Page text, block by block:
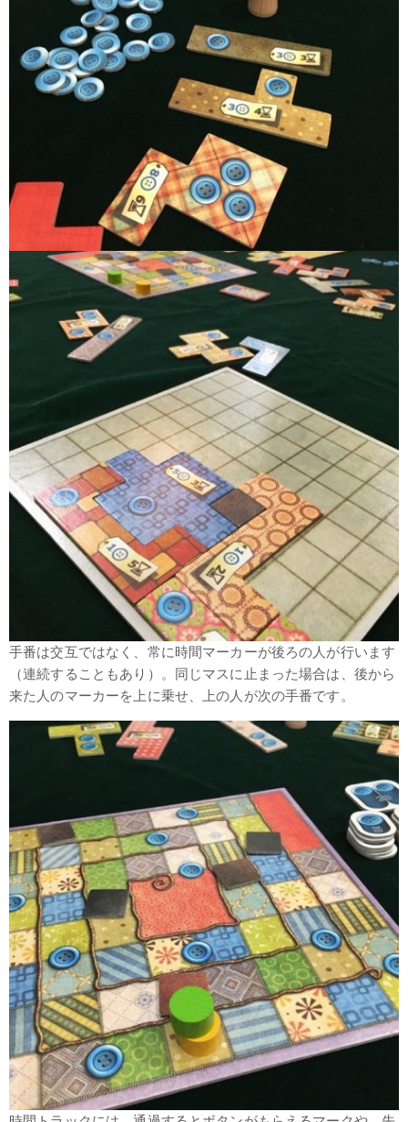
手番は交互ではなく、常に時間マーカーが後ろの人が行います
（連続することもあり）。同じマスに止まった場合は、後から
来た人のマーカーを上に乗せ、上の人が次の手番です。